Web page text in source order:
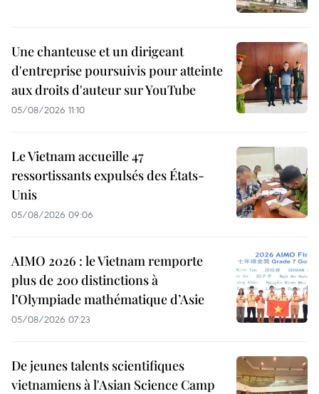
Une chanteuse et un dirigeant
d'entreprise poursuivis pour atteinte
aux droits d'auteur sur YouTube
05/08/2026 11:10
Le Vietnam accueille 47
ressortissants expulsés des États-
Unis
05/08/2026 09:06
AIMO 2026 : le Vietnam remporte
plus de 200 distinctions à
l’Olympiade mathématique d’Asie
05/08/2026 07:23
De jeunes talents scientifiques
vietnamiens à l'Asian Science Camp